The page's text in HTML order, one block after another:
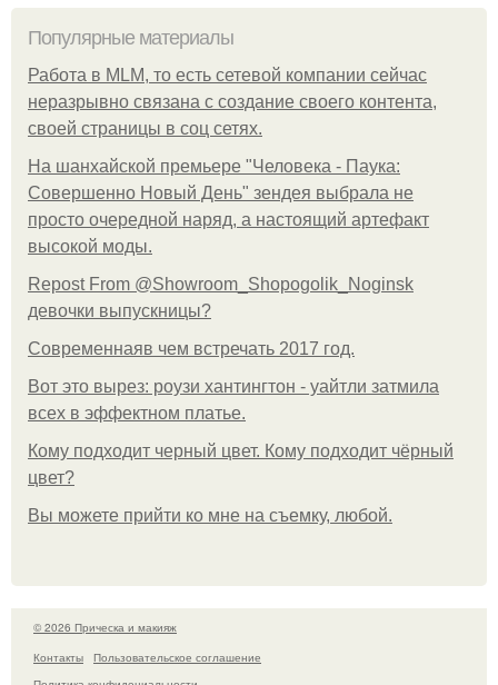
Популярные материалы
Работа в MLM, то есть сетевой компании сейчас
неразрывно связана с создание своего контента,
своей страницы в соц сетях.
На шанхайской премьере "Человека - Паука:
Совершенно Новый День" зендея выбрала не
просто очередной наряд, а настоящий артефакт
высокой моды.
Repost From @Showroom_Shopogolik_Noginsk
девочки выпускницы?
Современнаяв чем встречать 2017 год.
Вот это вырез: роузи хантингтон - уайтли затмила
всех в эффектном платьe.
Кому подходит черный цвет. Кому подходит чёрный
цвет?
Вы можете прийти ко мне на съемку, любой.
© 2026 Прическа и макияж
Контакты
Пользовательское соглашение